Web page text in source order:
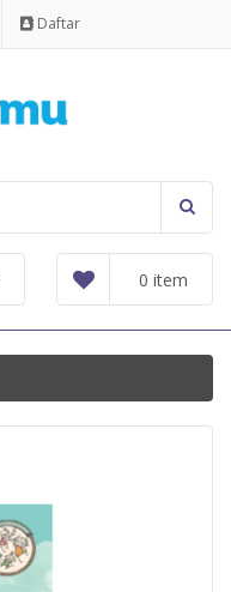
Daftar
0 item